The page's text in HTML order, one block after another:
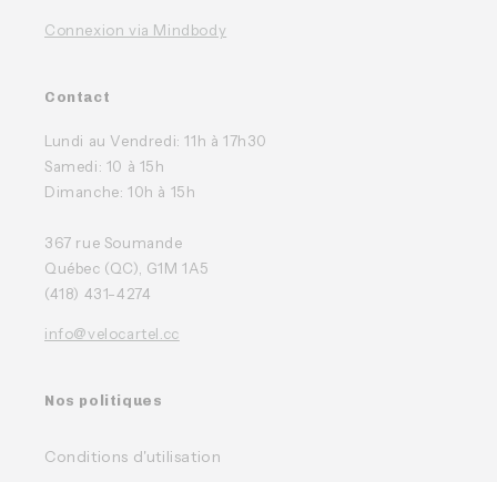
Connexion via Mindbody
Contact
Lundi au Vendredi: 11h à 17h30
Samedi: 10 à 15h
Dimanche: 10h à 15h
367 rue Soumande
Québec (QC), G1M 1A5
(418) 431-4274
info@velocartel.cc
Nos politiques
Conditions d'utilisation